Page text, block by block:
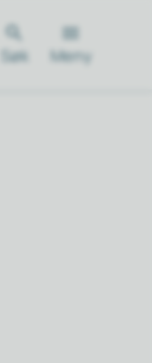
Søk Meny